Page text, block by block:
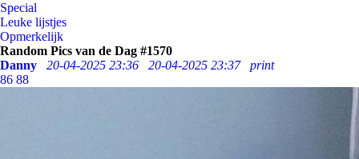
Special
Leuke lijstjes
Opmerkelijk
Random Pics van de Dag #1570
Danny
20-04-2025 23:36 20-04-2025 23:37
print
86 88